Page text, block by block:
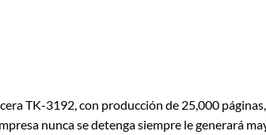
TK-3192, con producción de 25,000
nunca se detenga siempre le generará